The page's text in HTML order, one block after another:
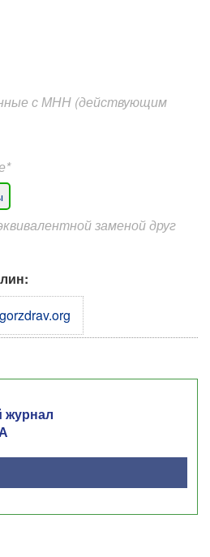
с МНН (действующим
заменой друг
gorzdrav.org
журнал